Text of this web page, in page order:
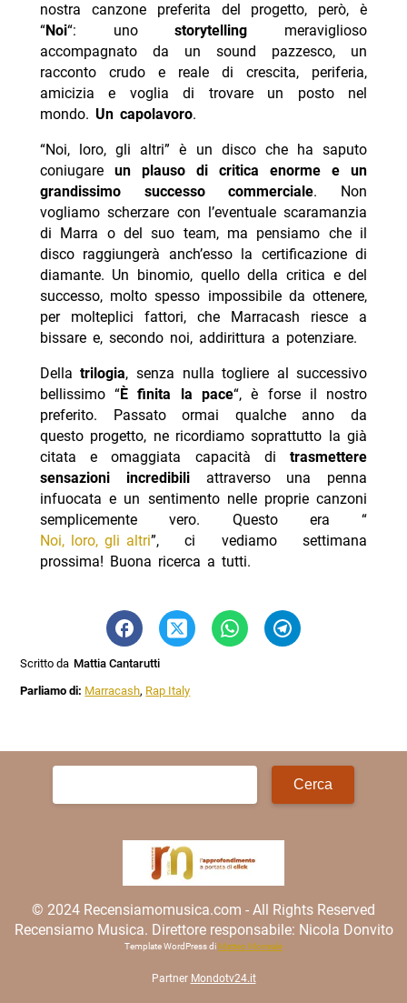
nostra canzone preferita del progetto, però, è
“Noi“: unostorytelling meraviglioso
accompagnato da un sound pazzesco, un
racconto crudo e reale di crescita, periferia,
amicizia e voglia di trovare un posto nel
mondo. Un capolavoro.
“Noi, loro, gli altri” è un disco che ha saputo
coniugare un plauso di critica enorme e un
grandissimo successo commerciale. Non
vogliamo scherzare con l’eventuale scaramanzia
di Marra o del suo team, ma pensiamo che il
disco raggiungerà anch’esso la certificazione di
diamante. Un binomio, quello della critica e del
successo, molto spesso impossibile da ottenere,
per molteplici fattori, che Marracash riesce a
bissare e, secondo noi, addirittura a potenziare.
Dellatrilogia, senza nulla togliere al successivo
bellissimo “È finita la pace“, è forse il nostro
preferito. Passato ormai qualche anno da
questo progetto, ne ricordiamo soprattutto la già
citata e omaggiata capacità ditrasmettere
sensazioni incredibiliattraverso una penna
infuocata e un sentimento nelle proprie canzoni
semplicemente vero. Questo era “
Noi, loro, gli altri”, ci vediamo settimana
prossima! Buona ricerca a tutti.
Scritto da Mattia Cantarutti
Parliamo di: Marracash, Rap Italy
Ricerca
© 2024 Recensiamomusica.com - All Rights Reserved
Recensiamo Musica. Direttore responsabile: Nicola Donvito
Template WordPress di Matteo Morreale
Partner Mondotv24.it